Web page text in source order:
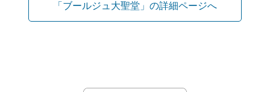
「ブールジュ大聖堂」の詳細ページへ